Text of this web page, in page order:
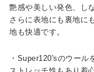
艶感や美しい発色、し
さらに表地にも裏地に
地も快適です。
・Super120'sのウール
ストレッチ性もあり着